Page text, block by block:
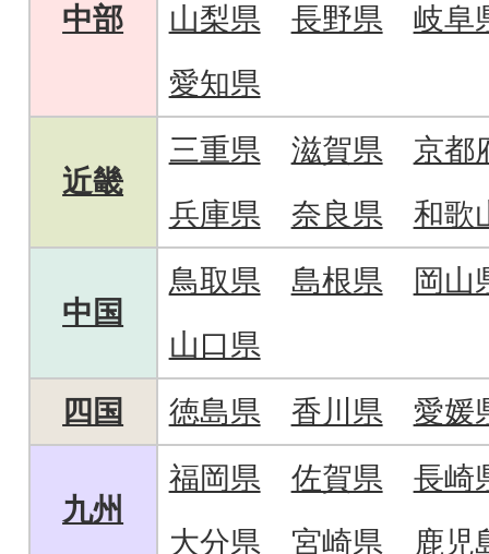
中部
山梨県
長野県
岐阜
愛知県
近畿
三重県 滋賀県
京都
兵庫県
奈良県 和歌
中国
鳥取県 島根県
岡山
山口県
四国
徳島県 香川県 愛媛
九州
福岡県 佐賀県
長崎
大分県
宮崎県 鹿児